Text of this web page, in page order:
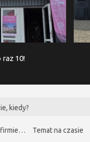
raz 10!
kiedy?
firmie… Temat na czasie